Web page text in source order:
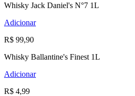
Whisky Jack Daniel's N°7 1L
Adicionar
R$ 99,90
Whisky Ballantine's Finest 1L
Adicionar
R$ 4,99